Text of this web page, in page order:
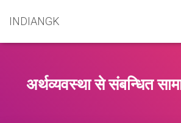
INDIANGK
अर्थव्यवस्था से संबन्धित